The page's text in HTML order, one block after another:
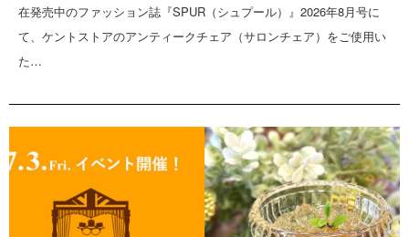
在発売中のファッション誌『SPUR（シュプール）』2026年8月号に
て、ケントストアのアンティークチェア（サロンチェア）をご使用い
た…